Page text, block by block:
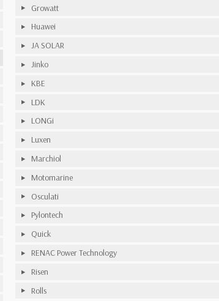
Growatt
Huawei
JA SOLAR
Jinko
KBE
LDK
LONGi
Luxen
Marchiol
Motomarine
Osculati
Pylontech
Quick
RENAC Power Technology
Risen
Rolls